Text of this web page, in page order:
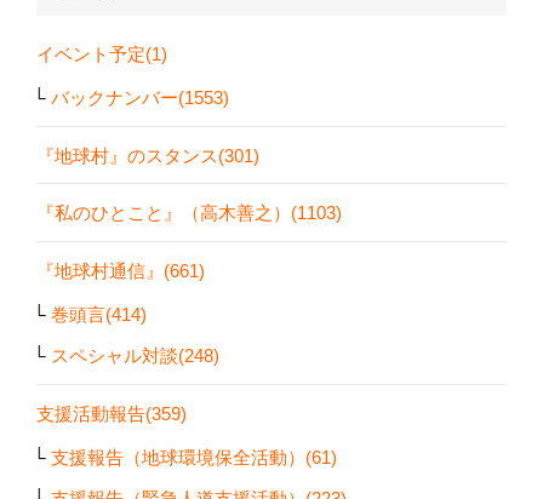
イベント予定(1)
バックナンバー(1553)
『地球村』のスタンス(301)
『私のひとこと』（高木善之）(1103)
『地球村通信』(661)
巻頭言(414)
スペシャル対談(248)
支援活動報告(359)
支援報告（地球環境保全活動）(61)